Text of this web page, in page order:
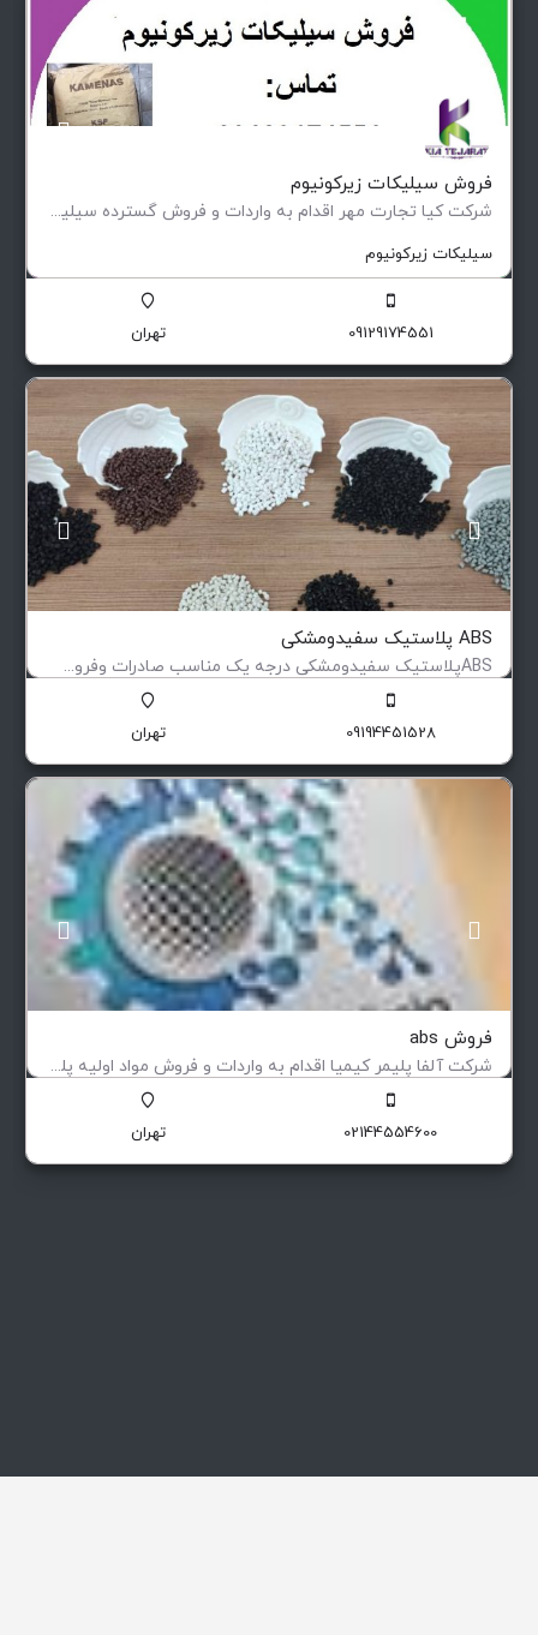
فروش سیلیکات زیرکونیوم
شرکت کیا تجارت مهر اقدام به واردات و فروش گسترده سیلیکات زیرکونیوم با برند های بی تو سی،کامناس، سوکاسو و…
سیلیکات زیرکونیوم
09129174551 تهران
ABS پلاستیک سفیدومشکی
ABSپلاستیک سفیدومشکی درجه یک مناسب صادرات وفروش داخلی جهت ثبت سفارش انواع گرانول و مواد بازیافت…
گرانول بازیافت پلاستیک
09194451528
تهران
فروش abs
شرکت آلفا پلیمر کیمیا اقدام به واردات و فروش مواد اولیه پلیمری : پلی اتیلن PE،پلی پروپیلن PP،پی وی سی…
02144554600
تهران